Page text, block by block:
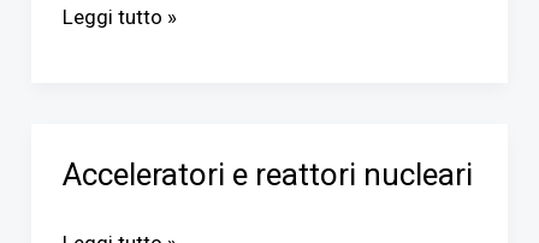
Leggi tutto »
Acceleratori e reattori nucleari
Acceleratori